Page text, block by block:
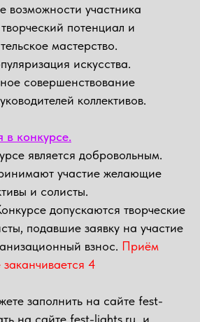
возможности участника
потенциал и
мастерство.
искусства.
совершенствование
коллективов.
в конкурсе.
является добровольным.
участие желающие
и солисты.
допускаются творческие
подавшие заявку на участие
взнос. Приём
4
заполнить на сайте fest-
на сайте fest-lights.ru и